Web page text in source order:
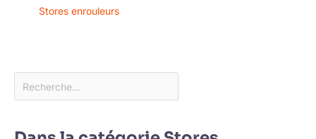
Stores enrouleurs